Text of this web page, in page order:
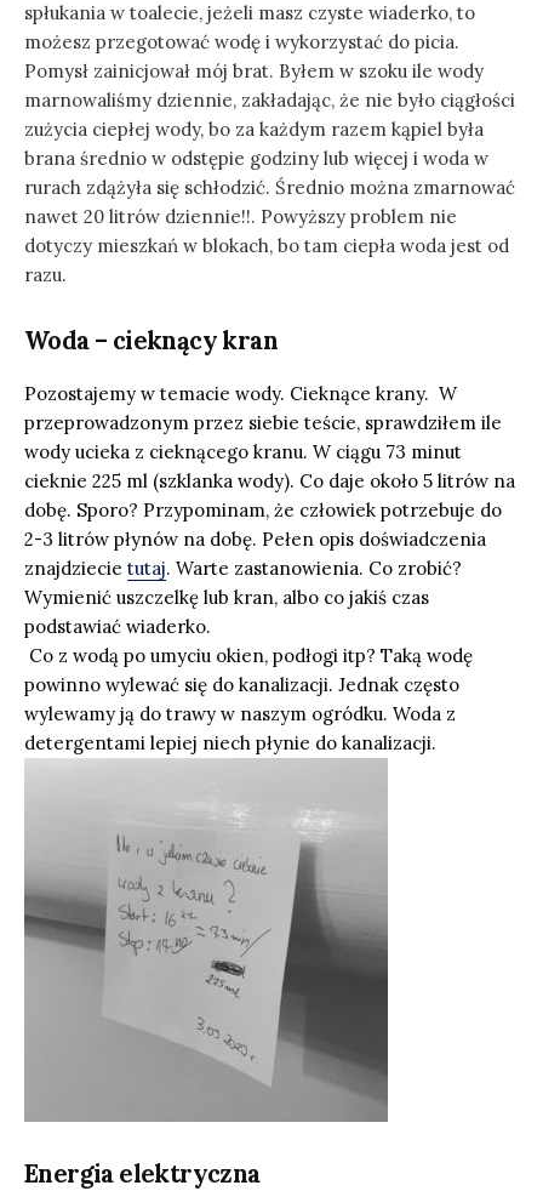
spłukania w toalecie, jeżeli masz czyste wiaderko, to
możesz przegotować wodę i wykorzystać do picia.
Pomysł zainicjował mój brat. Byłem w szoku ile wody
marnowaliśmy dziennie, zakładając, że nie było ciągłości
zużycia ciepłej wody, bo za każdym razem kąpiel była
brana średnio w odstępie godziny lub więcej i woda w
rurach zdążyła się schłodzić. Średnio można zmarnować
nawet 20 litrów dziennie!!. Powyższy problem nie
dotyczy mieszkań w blokach, bo tam ciepła woda jest od
razu.
Woda – cieknący kran
Pozostajemy w temacie wody. Cieknące krany. W
przeprowadzonym przez siebie teście, sprawdziłem ile
wody ucieka z cieknącego kranu. W ciągu 73 minut
cieknie 225 ml (szklanka wody). Co daje około 5 litrów na
dobę. Sporo? Przypominam, że człowiek potrzebuje do
2-3 litrów płynów na dobę. Pełen opis doświadczenia
znajdziecie tutaj. Warte zastanowienia. Co zrobić?
Wymienić uszczelkę lub kran, albo co jakiś czas
podstawiać wiaderko.
Co z wodą po umyciu okien, podłogi itp? Taką wodę
powinno wylewać się do kanalizacji. Jednak często
wylewamy ją do trawy w naszym ogródku. Woda z
detergentami lepiej niech płynie do kanalizacji.
Energia elektryczna